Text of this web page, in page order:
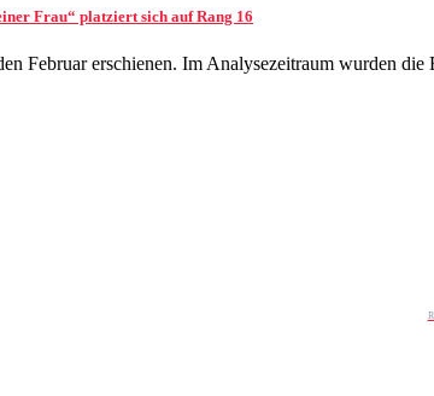
Frau“ platziert sich auf Rang 16
Februar erschienen. Im Analysezeitraum wurden